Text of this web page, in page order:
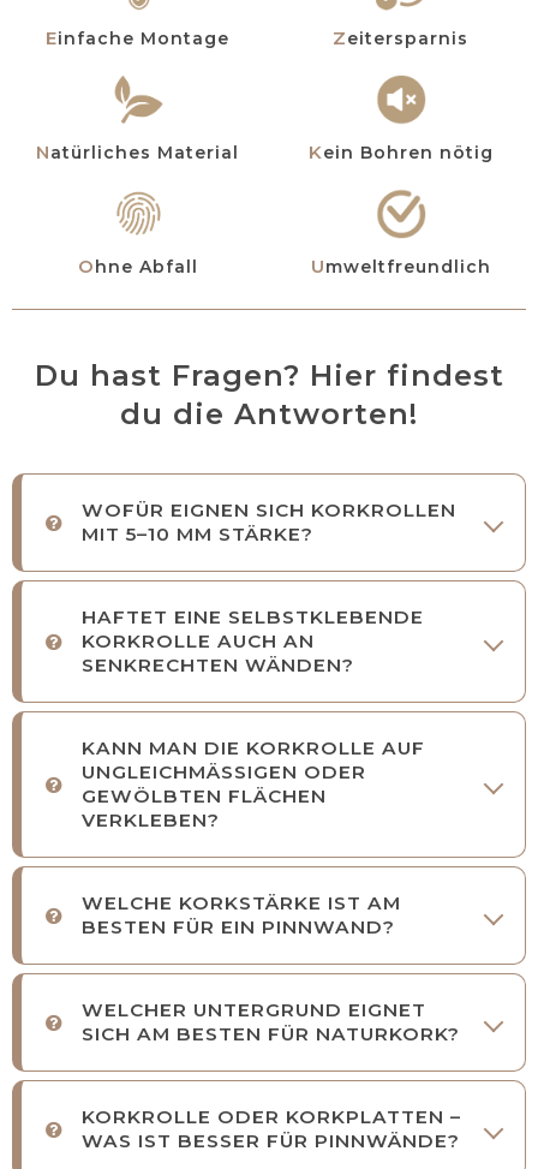
Einfache Montage Zeitersparnis
Natürliches Material Kein Bohren nötig
Ohne Abfall Umweltfreundlich
Du hast Fragen? Hier findest
du die Antworten!
WOFÜR EIGNEN SICH KORKROLLEN
MIT 5–10 MM STÄRKE?
HAFTET EINE SELBSTKLEBENDE
KORKROLLE AUCH AN
SENKRECHTEN WÄNDEN?
KANN MAN DIE KORKROLLE AUF
UNGLEICHMÄSSIGEN ODER
GEWÖLBTEN FLÄCHEN
VERKLEBEN?
WELCHE KORKSTÄRKE IST AM
BESTEN FÜR EIN PINNWAND?
WELCHER UNTERGRUND EIGNET
SICH AM BESTEN FÜR NATURKORK?
KORKROLLE ODER KORKPLATTEN –
WAS IST BESSER FÜR PINNWÄNDE?